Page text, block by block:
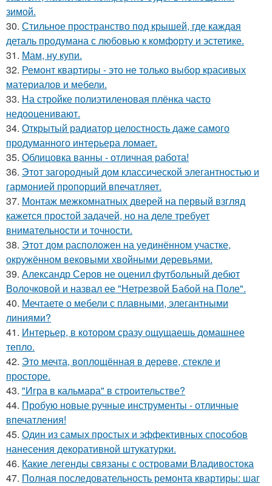
зимой.
30. Стильное пространство под крышей, где каждая
деталь продумана с любовью к комфорту и эстетике.
31. Мам, ну купи.
32. Ремонт квартиры - это не только выбор красивых
материалов и мебели.
33. На стройке полиэтиленовая плёнка часто
недооценивают.
34. Открытый радиатор целостность даже самого
продуманного интерьера ломает.
35. Облицовка ванны - отличная работа!
36. Этот загородный дом классической элегантностью и
гармонией пропорций впечатляет.
37. Монтаж межкомнатных дверей на первый взгляд
кажется простой задачей, но на деле требует
внимательности и точности.
38. Этот дом расположен на уединённом участке,
окружённом вековыми хвойными деревьями.
39. Александр Серов не оценил футбольный дебют
Волочковой и назвал ее "Нетрезвой Бабой на Поле".
40. Мечтаете о мебели с плавными, элегантными
линиями?
41. Интерьер, в котором сразу ощущаешь домашнее
тепло.
42. Это мечта, воплощённая в дереве, стекле и
просторе.
43. "Игра в кальмара" в строительстве?
44. Пробую новые ручные инструменты - отличные
впечатления!
45. Один из самых простых и эффективных способов
нанесения декоративной штукатурки.
46. Какие легенды связаны с островами Владивостока
47. Полная последовательность ремонта квартиры: шаг